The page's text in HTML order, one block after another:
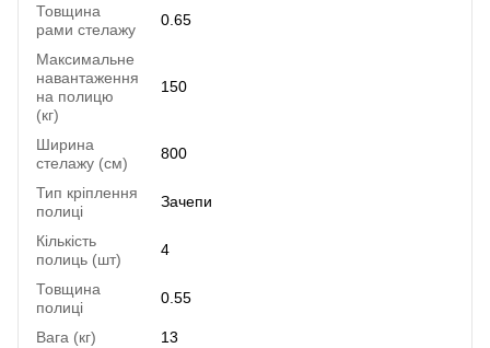
Товщина
рами стелажу
0.65
Максимальне
навантаження
на полицю
(кг)
150
Ширина
стелажу (см)
800
Тип кріплення
полиці
Зачепи
Кількість
полиць (шт)
4
Товщина
полиці
0.55
Вага (кг)
13